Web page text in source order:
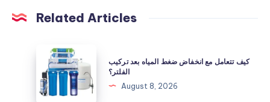
Related Articles
كيف
تتعامل
مع
انخفاض
كيف تتعامل مع انخفاض ضغط المياه بعد تركيب
الفلتر؟
August 8, 2026